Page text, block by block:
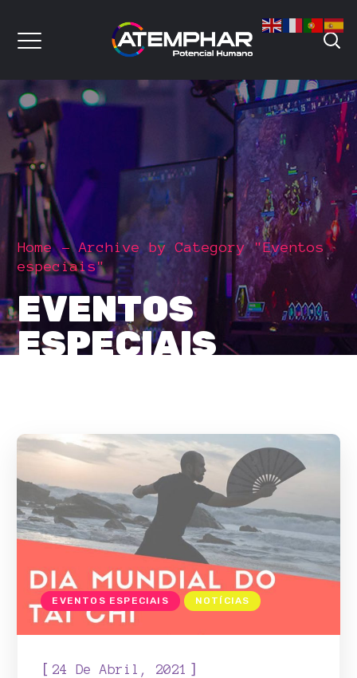
Home
Archive by Category "Eventos
especiais"
EVENTOS
ESPECIAIS
EVENTOS ESPECIAIS NOTÍCIAS
[ 24 De Abril, 2021 ]